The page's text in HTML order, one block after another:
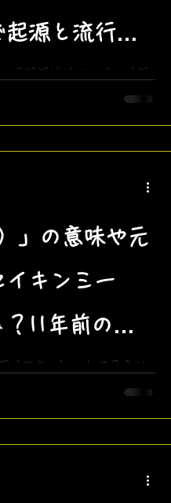
源と流行の
「ググガガペンギン（グ
今の流行までザビャンが
」の意味や元
イキンミー
11年前の
フが由来
（ワホー）」とは？今か
番組風に仕上げた新曲ロ